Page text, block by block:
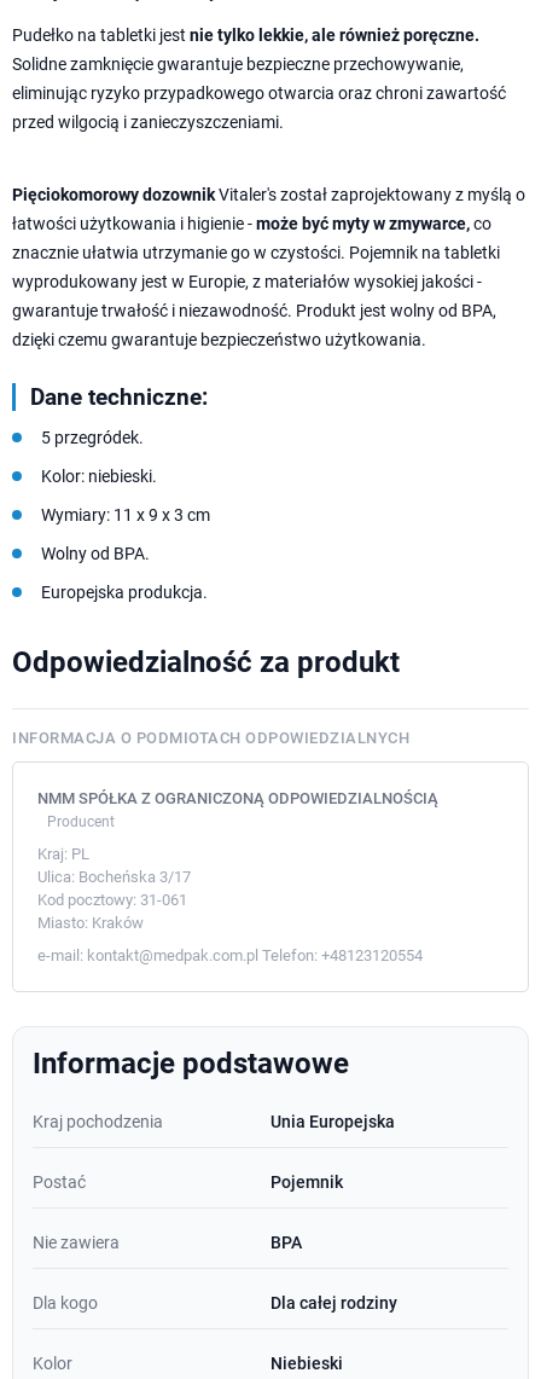
Pudełko na tabletki jest nie tylko lekkie, ale również poręczne.
Solidne zamknięcie gwarantuje bezpieczne przechowywanie,
eliminując ryzyko przypadkowego otwarcia oraz chroni zawartość
przed wilgocią i zanieczyszczeniami.
Pięciokomorowy dozownikVitaler's został zaprojektowany z myślą o
łatwości użytkowania i higienie -może być myty w zmywarce,co
znacznie ułatwia utrzymanie go w czystości. Pojemnik na tabletki
wyprodukowany jest w Europie, z materiałów wysokiej jakości -
gwarantuje trwałość i niezawodność. Produkt jest wolny od BPA,
dzięki czemu gwarantuje bezpieczeństwo użytkowania.
Dane techniczne:
5 przegródek.
Kolor: niebieski.
Wymiary: 11 x 9 x 3 cm
Wolny od BPA.
Europejska produkcja.
Odpowiedzialność za produkt
INFORMACJA O PODMIOTACH ODPOWIEDZIALNYCH
NMM SPÓŁKA Z OGRANICZONĄ ODPOWIEDZIALNOŚCIĄ
Producent
Kraj: PL
Ulica: Bocheńska 3/17
Kod pocztowy: 31-061
Miasto: Kraków
e-mail: kontakt@medpak.com.pl Telefon: +48123120554
Informacje podstawowe
Kraj pochodzenia Unia Europejska
Postać Pojemnik
Nie zawiera BPA
Dla kogo Dla całej rodziny
Kolor Niebieski